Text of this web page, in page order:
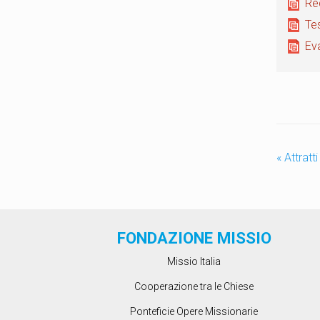
« Attratti
FONDAZIONE MISSIO
Missio Italia
Cooperazione tra le Chiese
Ponteficie Opere Missionarie